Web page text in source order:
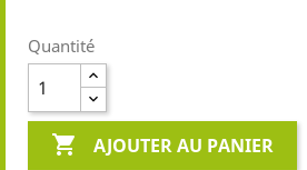
Quantité
 AJOUTER AU PANIER